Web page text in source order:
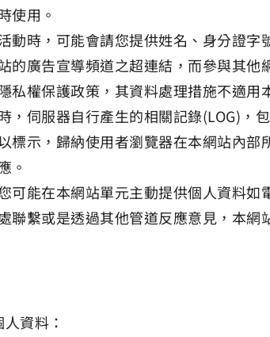
使用。
動時，可能會請您提供姓名、身分證
的廣告宣導頻道之超連結，而參與其
權保護政策，其資料處理措施不適
伺服器自行產生的相關記錄(LOG)，
標示，歸納使用者瀏覽器在本網站內
。
可能在本網站單元主動提供個人資料
繫或是透過其他管道反應意見，本網
資料：